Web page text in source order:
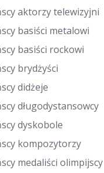
aktorzy telewizyjni
basiści metalowi
basiści rockowi
brydżyści
didżeje
długodystansowcy
dyskobole
kompozytorzy
medaliści olimpijscy